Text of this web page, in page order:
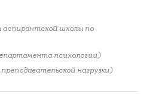
аспирантской школы по
психологии)
нагрузки)